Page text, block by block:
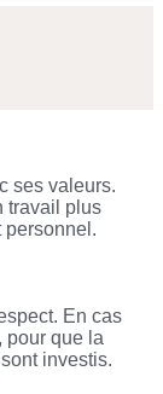
ses valeurs.
travail plus
personnel.
En cas
pour que la
investis.